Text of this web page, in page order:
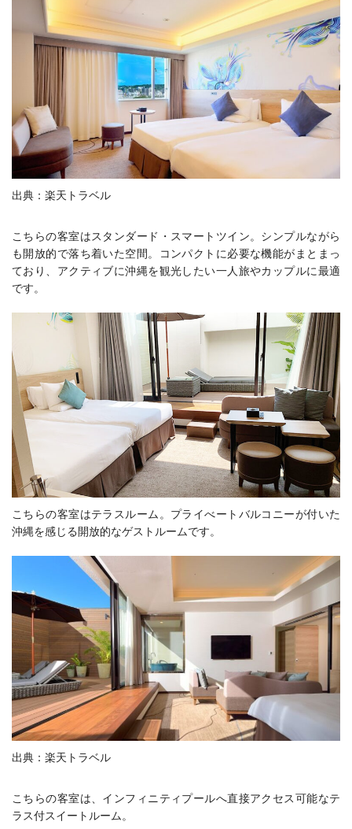
出典：楽天トラベル
こちらの客室はスタンダード・スマートツイン。シンプルながら
も開放的で落ち着いた空間。コンパクトに必要な機能がまとまっ
ており、アクティブに沖縄を観光したい一人旅やカップルに最適
です。
こちらの客室はテラスルーム。 プライべートバルコニーが付いた
沖縄を感じる開放的なゲストルームです。
出典：楽天トラベル
こちらの客室は、 インフィニティプールへ直接アクセス可能なテ
ラス付スイートルーム。